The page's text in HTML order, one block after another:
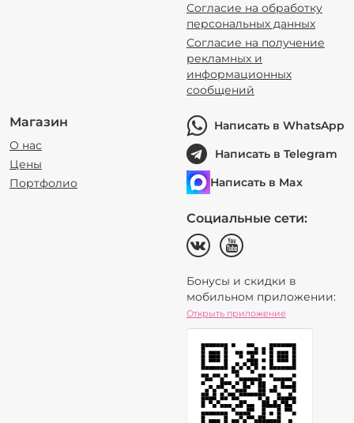
Согласие на обработку
персональных данных
Согласие на получение
рекламных и
информационных
сообщений
Магазин
О нас
Цены
Портфолио
Написать в WhatsApp
Написать в Telegram
Написать в Max
Социальные сети:
Бонусы и скидки в
мобильном приложении:
Открыть приложение